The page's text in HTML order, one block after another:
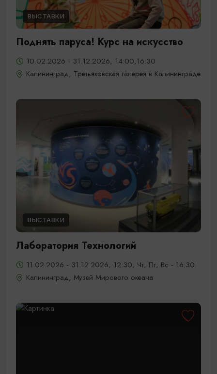
ВЫСТАВКИ
Поднять паруса! Курс на искусство
10.02.2026 - 31.12.2026, 14:00,16:30
Калининград, Третьяковская галерея в Калининграде
ВЫСТАВКИ
Лаборатория Технологий
11.02.2026 - 31.12.2026, 12:30, Чт, Пт, Вс - 16:30
Калининград, Музей Мирового океана